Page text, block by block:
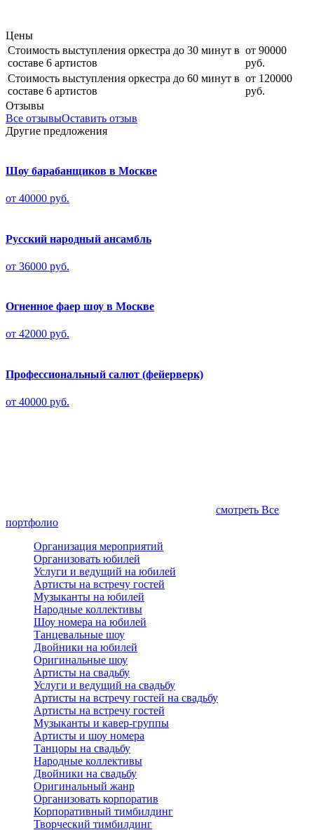
Цены
Стоимость выступления оркестра до 30 минут в
составе 6 артистов
от 90000
руб.
Стоимость выступления оркестра до 60 минут в
составе 6 артистов
от 120000
руб.
Отзывы
Все отзывыОставить отзыв
Другие предложения
Шоу барабанщиков в Москве
от 40000 руб.
Русский народный ансамбль
от 36000 руб.
Огненное фаер шоу в Москве
от 42000 руб.
Профессиональный салют (фейерверк)
от 40000 руб.
смотреть Все
портфолио
Организация мероприятий
Организовать юбилей
Услуги и ведущий на юбилей
Артисты на встречу гостей
Музыканты на юбилей
Народные коллективы
Шоу номера на юбилей
Танцевальные шоу
Двойники на юбилей
Оригинальные шоу
Артисты на свадьбу
Услуги и ведущий на свадьбу
Артисты на встречу гостей на свадьбу
Артисты на встречу гостей
Музыканты и кавер-группы
Артисты и шоу номера
Танцоры на свадьбу
Народные коллективы
Двойники на свадьбу
Оригинальный жанр
Организовать корпоратив
Корпоративный тимбилдинг
Творческий тимбилдинг